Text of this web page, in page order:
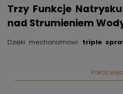
Trzy Funkcje
nad Strumieniem
Dzięki mechanizmowi triple
oszczędność wody, pozwalając
przepływu. To idealne
Pokaż